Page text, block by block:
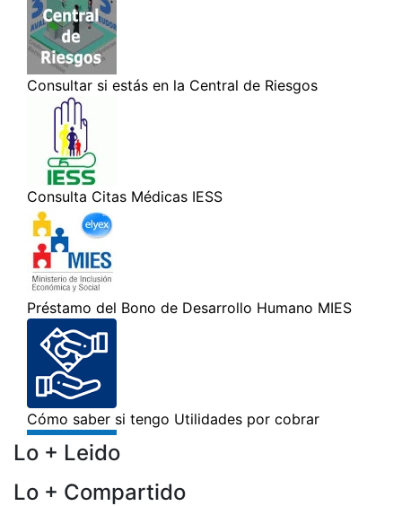
Lo + Leido
Lo + Compartido